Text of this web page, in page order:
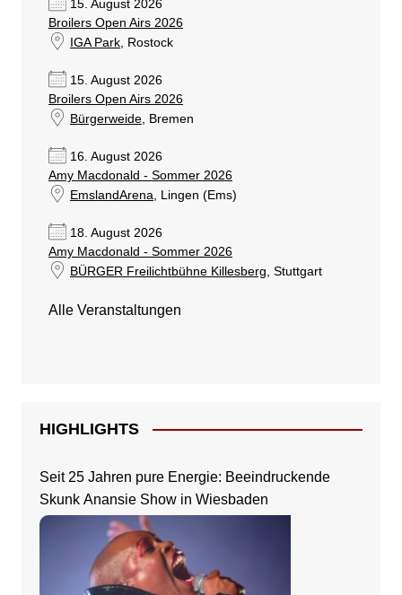
15. August 2026
Broilers Open Airs 2026
IGA Park, Rostock
15. August 2026
Broilers Open Airs 2026
Bürgerweide, Bremen
16. August 2026
Amy Macdonald - Sommer 2026
EmslandArena , Lingen (Ems)
18. August 2026
Amy Macdonald - Sommer 2026
BÜRGER Freilichtbühne Killesberg , Stuttgart
Alle Veranstaltungen
HIGHLIGHTS
Seit 25 Jahren pure Energie: Beeindruckende
Skunk Anansie Show in Wiesbaden